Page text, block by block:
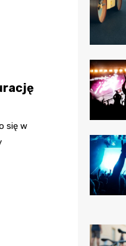
się w